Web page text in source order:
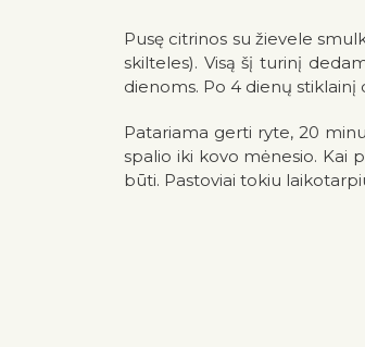
Pusę citrinos su žievele
skilteles). Visą šį turinį
dienoms. Po 4 dienų
Patariama gerti ryte, 20
spalio iki kovo mėnesio. Kai
būti. Pastoviai tokiu